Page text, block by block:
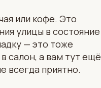
или кофе. Это
улицы в состояние
— это тоже
салон, а вам тут ещё
всегда приятно.